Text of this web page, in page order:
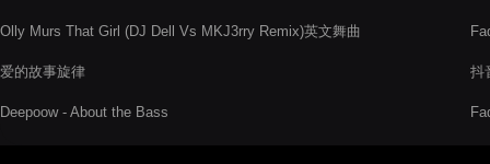
Olly Murs That Girl (DJ Dell Vs MKJ3rry Remix)英文舞曲
爱的故事旋律
Deepoow - About the Bass
抖